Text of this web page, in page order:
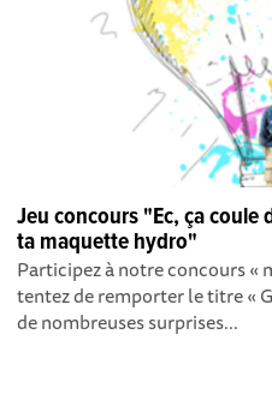
Jeu concours "Ec, ça coule
ta maquette hydro"
Participez à notre concours «
tentez de remporter le titre «
de nombreuses surprises...